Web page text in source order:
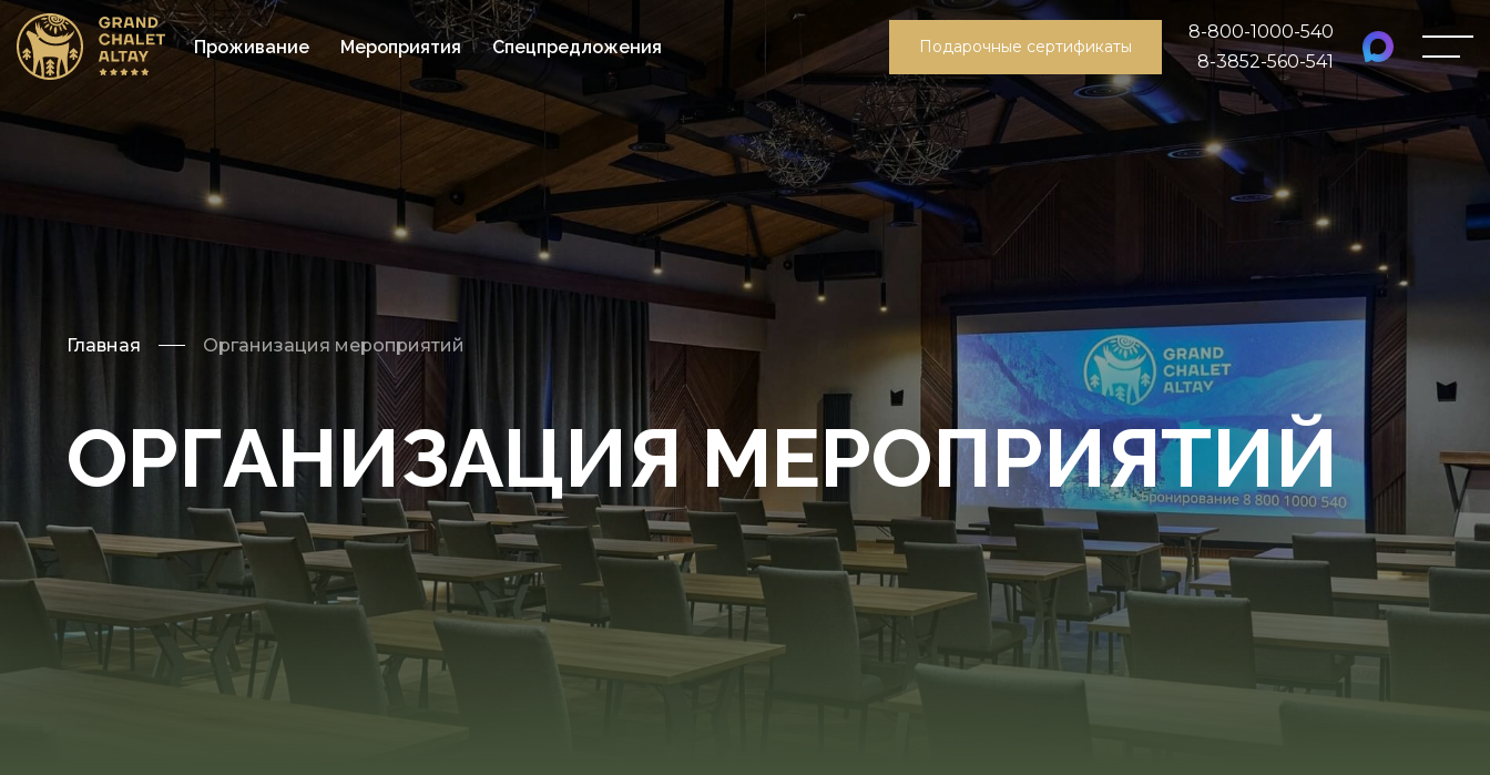
Проживание Мероприятия Спецпредложения Подарочные сертификаты
8-800-1000-540
8-3852-560-541
Главная Организация мероприятий
ОРГАНИЗАЦИЯ МЕРОПРИЯТИЙ